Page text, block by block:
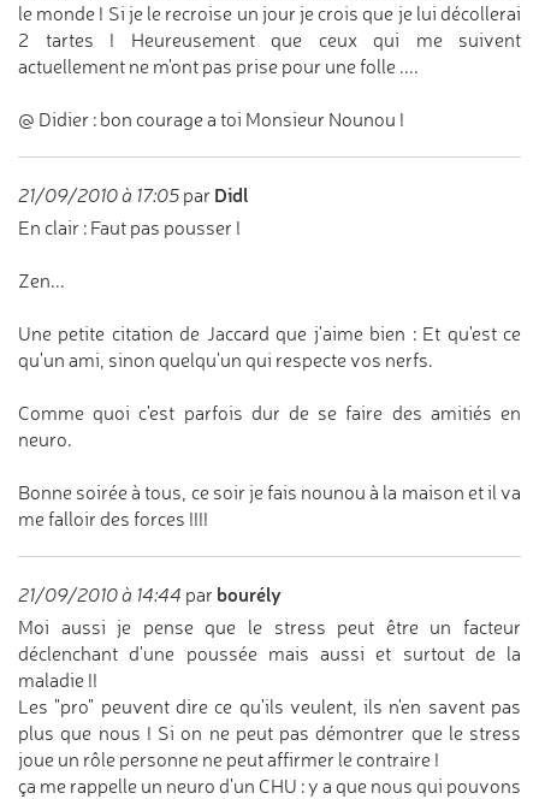
le monde ! Si je le recroise un jour je crois que je lui décollerai
2 tartes ! Heureusement que ceux qui me suivent
actuellement ne m'ont pas prise pour une folle ....
@ Didier : bon courage a toi Monsieur Nounou !
21/09/2010 à 17:05 par Didl
En clair : Faut pas pousser !
Zen...
Une petite citation de Jaccard que j'aime bien : Et qu'est ce
qu'un ami, sinon quelqu'un qui respecte vos nerfs.
Comme quoi c'est parfois dur de se faire des amitiés en
neuro.
Bonne soirée à tous, ce soir je fais nounou à la maison et il va
me falloir des forces !!!!
21/09/2010 à 14:44 par bourély
Moi aussi je pense que le stress peut être un facteur
déclenchant d'une poussée mais aussi et surtout de la
maladie !!
Les "pro" peuvent dire ce qu'ils veulent, ils n'en savent pas
plus que nous ! Si on ne peut pas démontrer que le stress
joue un rôle personne ne peut affirmer le contraire !
ça me rappelle un neuro d'un CHU : y a que nous qui pouvons